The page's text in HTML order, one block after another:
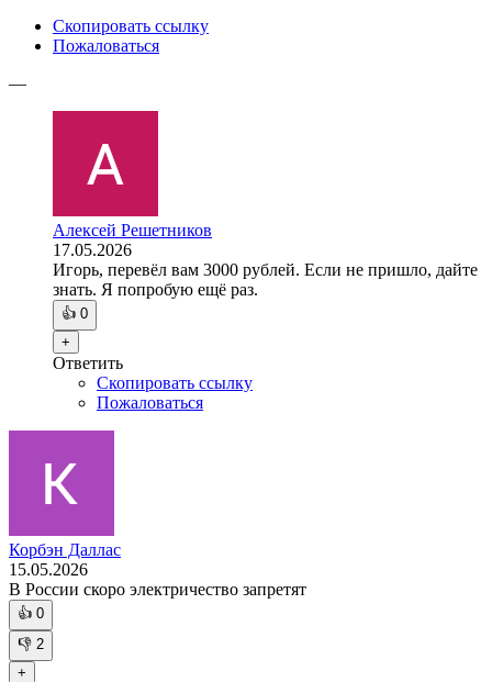
Скопировать ссылку
Пожаловаться
—
Алексей Решетников
17.05.2026
Игорь, перевёл вам 3000 рублей. Если не пришло, дайте
знать. Я попробую ещё раз.
👍 0
+
Ответить
Скопировать ссылку
Пожаловаться
Корбэн Даллас
15.05.2026
В России скоро электричество запретят
👍 0
👎 2
+